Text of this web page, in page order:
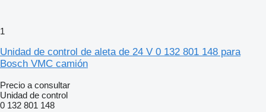
1
Unidad de control de aleta de 24 V 0 132 801 148 para
Bosch VMC camión
Precio a consultar
Unidad de control
0 132 801 148